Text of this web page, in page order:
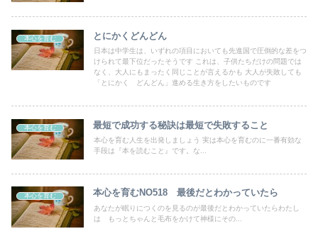
本心を育む とにかくどんどん
日本は中学生は、いずれの項目においても先進国で圧倒的な差をつ
けられて最下位だったそうです これは、子供たちだけの問題では
なく、大人にもまったく同じことが言えるかも 大人が失敗しても
「とにかく どんどん」進める生き方をしたいものです
本心を育む 最短で成功する秘訣は最短で失敗すること
本心を育む人生を出発しましょう 実は本心を育むのに一番有効な
手段は『本を読むこと』です。な...
本心を育む 本心を育むNO518 最後だとわかっていたら
あなたが眠りにつくのを見るのが最後だとわかっていたらわたし
は もっとちゃんと毛布をかけて神様にその...